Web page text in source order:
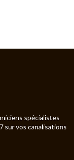
spécialistes
sur vos canalisations